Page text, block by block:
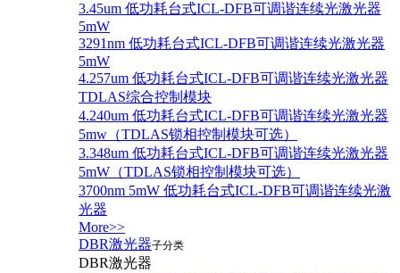
3.45um 低功耗台式ICL-DFB可调谐连续光激光器
5mW
3291nm 低功耗台式ICL-DFB可调谐连续光激光器
5mW
4.257um 低功耗台式ICL-DFB可调谐连续光激光器
TDLAS综合控制模块
4.240um 低功耗台式ICL-DFB可调谐连续光激光器
5mw（TDLAS锁相控制模块可选）
3.348um 低功耗台式ICL-DFB可调谐连续光激光器
5mW（TDLAS锁相控制模块可选）
3700nm 5mW 低功耗台式ICL-DFB可调谐连续光激
光器
More>>
DBR激光器子分类
DBR激光器